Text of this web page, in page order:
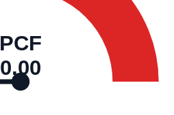
PCF
0,00